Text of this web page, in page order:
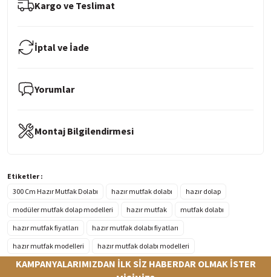
Kargo ve Teslimat
İptal ve İade
Yorumlar
Montaj Bilgilendirmesi
Etiketler :
300 Cm Hazır Mutfak Dolabı
hazır mutfak dolabı
hazır dolap
modüler mutfak dolap modelleri
hazır mutfak
mutfak dolabı
hazır mutfak fiyatları
hazır mutfak dolabı fiyatları
hazır mutfak modelleri
hazır mutfak dolabı modelleri
KAMPANYALARIMIZDAN İLK SİZ HABERDAR OLMAK İSTER